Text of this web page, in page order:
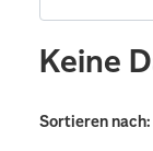
Keine
Sortieren nach